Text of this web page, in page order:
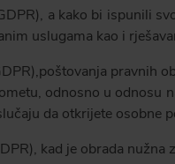
a kako bi ispunili
uslugama kao i
odnosno u
da otkrijete osobne
kad je obrada